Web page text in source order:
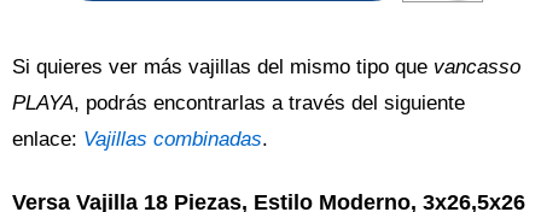
Si quieres ver más vajillas del mismo tipo que vancasso
PLAYA, podrás encontrarlas a través del siguiente
enlace: Vajillas combinadas.
Versa Vajilla 18 Piezas, Estilo Moderno, 3x26,5x26